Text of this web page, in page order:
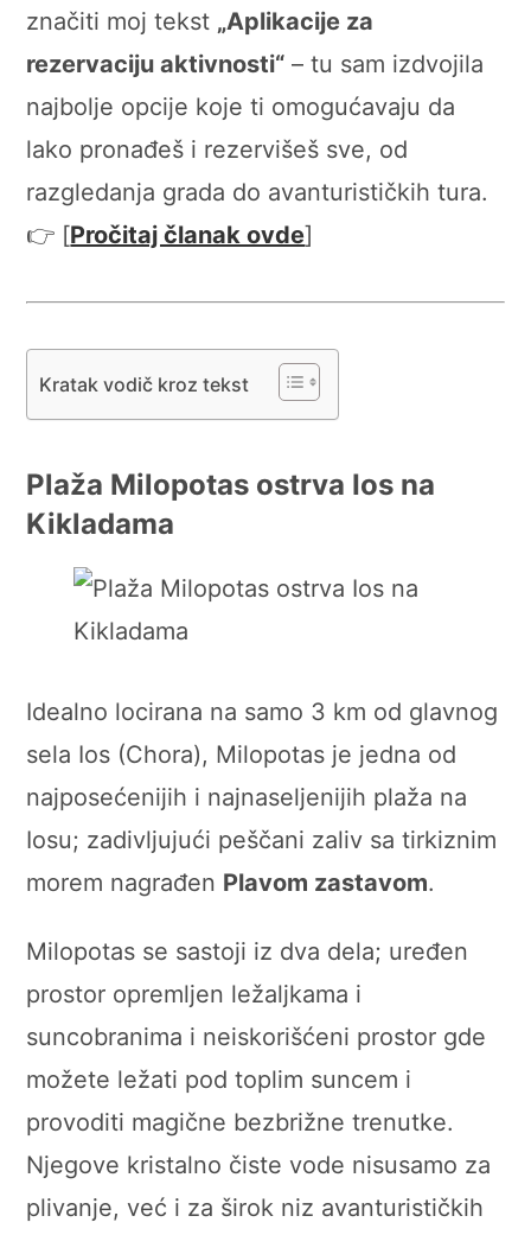
značiti moj tekst „Aplikacije za
rezervaciju aktivnosti“ – tu sam izdvojila
najbolje opcije koje ti omogućavaju da
lako pronađeš i rezervišeš sve, od
razgledanja grada do avanturističkih tura.
👉 [Pročitaj članak ovde]
Kratak vodič kroz tekst
Plaža Milopotas ostrva Ios na
Kikladama
Idealno locirana na samo 3 km od glavnog
sela Ios (Chora), Milopotas je jedna od
najposećenijih i najnaseljenijih plaža na
Iosu; zadivljujući peščani zaliv sa tirkiznim
morem nagrađen Plavom zastavom.
Milopotas se sastoji iz dva dela; uređen
prostor opremljen ležaljkama i
suncobranima i neiskorišćeni prostor gde
možete ležati pod toplim suncem i
provoditi magične bezbrižne trenutke.
Njegove kristalno čiste vode nisusamo za
plivanje, već i za širok niz avanturističkih